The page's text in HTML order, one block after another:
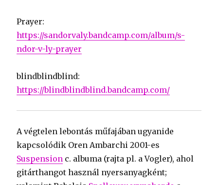
Prayer:
https://sandorvaly.bandcamp.com/album/s-
ndor-v-ly-prayer
blindblindblind:
https://blindblindblind.bandcamp.com/
A végtelen lebontás műfajában ugyanide
kapcsolódik Oren Ambarchi 2001-es
Suspension c. albuma (rajta pl. a Vogler), ahol
gitárthangot használ nyersanyagként;